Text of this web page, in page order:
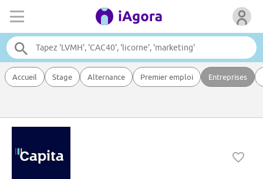
Accueil Stage Alternance Premier emploi Entreprises